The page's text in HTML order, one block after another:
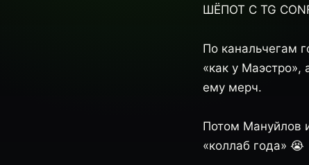
ШЁПОТ С TG
По канальчегам
«как у Маэстро»,
ему мерч.
Потом Мануйлов
«коллаб года» 😭